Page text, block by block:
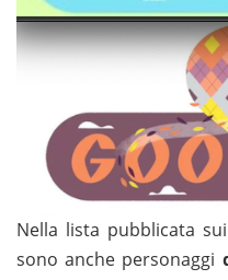
Nella lista pubblicata
sono anche personaggi